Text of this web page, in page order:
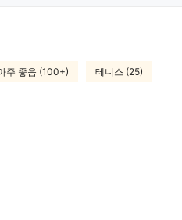
주 좋음 (100+) 테니스 (25)